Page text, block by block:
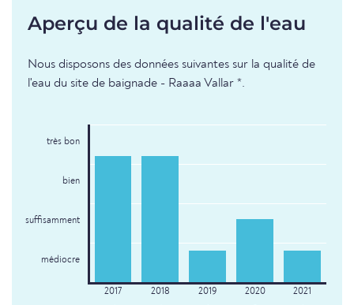
Aperçu de la qualité de l'eau
Nous disposons des données suivantes sur la qualité de
l'eau du site de baignade - Raaaa Vallar *.
très bon
bien
suffisamment
médiocre